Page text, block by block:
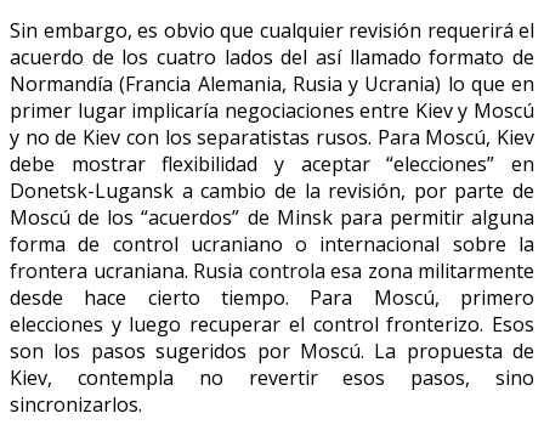
Sin embargo, es obvio que cualquier revisión requerirá el
acuerdo de los cuatro lados del así llamado formato de
Normandía (Francia Alemania, Rusia y Ucrania) lo que en
primer lugar implicaría negociaciones entre Kiev y Moscú
y no de Kiev con los separatistas rusos. Para Moscú, Kiev
debe mostrar flexibilidad y aceptar “elecciones” en
Donetsk-Lugansk a cambio de la revisión, por parte de
Moscú de los “acuerdos” de Minsk para permitir alguna
forma de control ucraniano o internacional sobre la
frontera ucraniana. Rusia controla esa zona militarmente
desde hace cierto tiempo. Para Moscú, primero
elecciones y luego recuperar el control fronterizo. Esos
son los pasos sugeridos por Moscú. La propuesta de
Kiev, contempla no revertir esos pasos, sino
sincronizarlos.